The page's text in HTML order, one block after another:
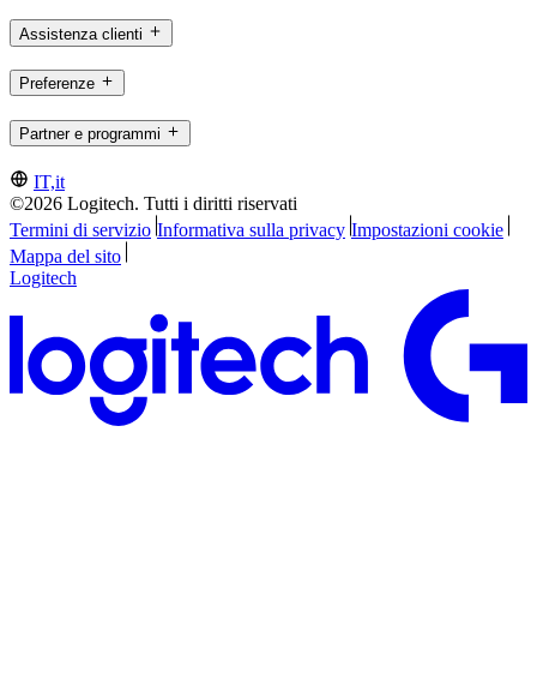
Assistenza clienti
Preferenze
Partner e programmi
IT,it
©2026 Logitech. Tutti i diritti riservati
Termini di servizio Informativa sulla privacy Impostazioni cookie
Mappa del sito
Logitech